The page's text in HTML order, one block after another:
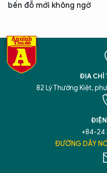
bến đỗ mới không ngờ
ĐỊA CHỈ
82 Lý Thường Kiệt,
+84-24
ĐƯỜNG DÂY
5 điểm nghẽn của Hà Nội